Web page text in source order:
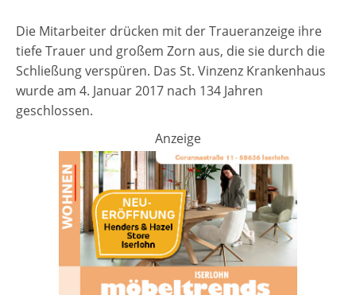
Die Mitarbeiter drücken mit der Traueranzeige ihre
tiefe Trauer und großem Zorn aus, die sie durch die
Schließung verspüren. Das St. Vinzenz Krankenhaus
wurde am 4. Januar 2017 nach 134 Jahren
geschlossen.
Anzeige